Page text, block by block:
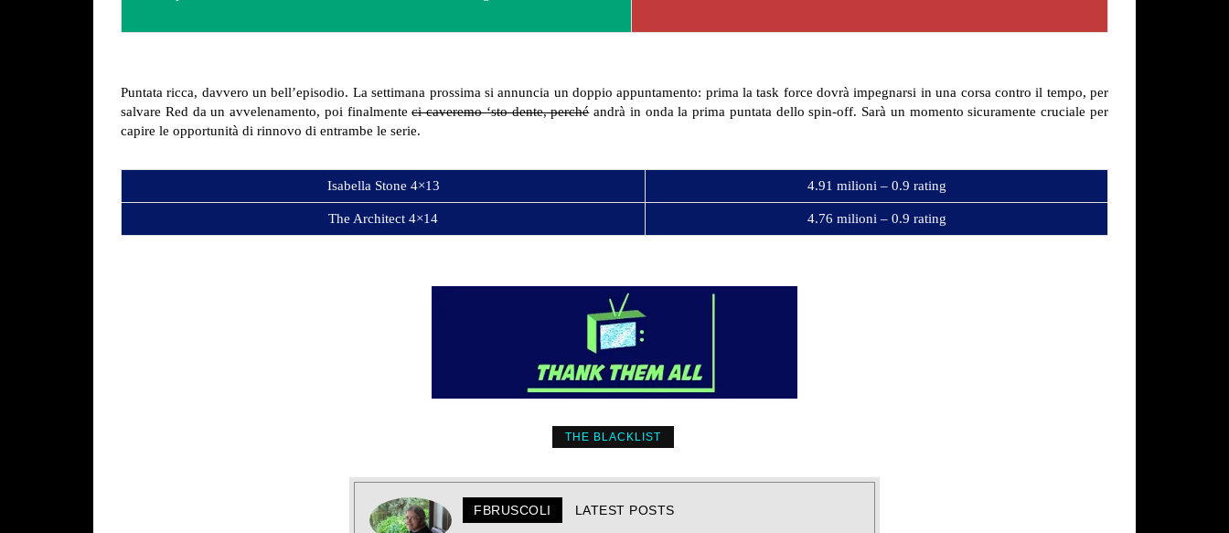
Puntata ricca, davvero un bell’episodio. La settimana prossima si annuncia un doppio appuntamento: prima la task force dovrà impegnarsi in una corsa contro il tempo, per
salvare Red da un avvelenamento, poi finalmenteci caveremo ‘sto dente, perchéandrà in onda la prima puntata dello spin-off. Sarà un momento sicuramente cruciale per
capire le opportunità di rinnovo di entrambe le serie.
Isabella Stone 4×13 4.91 milioni – 0.9 rating
The Architect 4×14 4.76 milioni – 0.9 rating
THE BLACKLIST
FBRUSCOLI LATEST POSTS